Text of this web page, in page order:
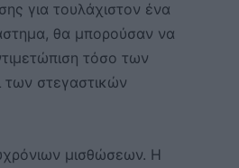
για τουλάχιστον ένα
θα μπορούσαν να
τόσο των
των στεγαστικών
μισθώσεων. Η